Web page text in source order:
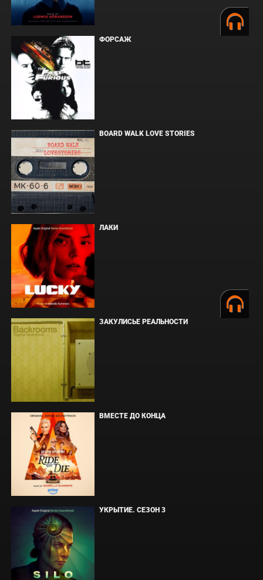
ФОРСАЖ
BOARD WALK LOVE STORIES
ЛАКИ
ЗАКУЛИСЬЕ РЕАЛЬНОСТИ
ВМЕСТЕ ДО КОНЦА
УКРЫТИЕ. СЕЗОН 3